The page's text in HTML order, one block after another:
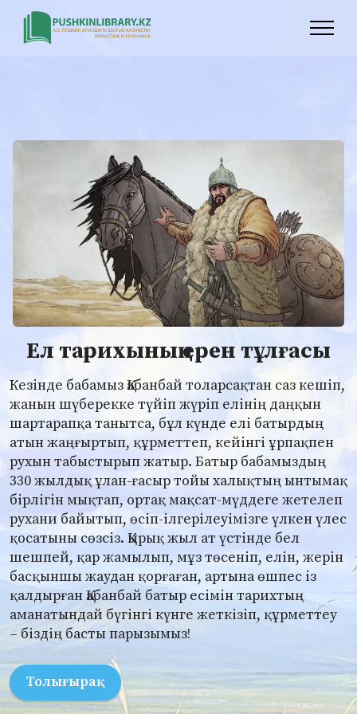
Ел тарихының ерен тұлғасы
Кезінде бабамыз Қабанбай толарсақтан саз кешіп,
жанын шүберекке түйіп жүріп елінің даңқын
шартарапқа танытса, бұл күнде елі батырдың
атын жаңғыртып, құрметтеп, кейінгі ұрпақпен
рухын табыстырып жатыр. Батыр бабамыздың
330 жылдық ұлан-ғасыр тойы халықтың ынтымақ
бірлігін мықтап, ортақ мақсат-мүддеге жетелеп
рухани байытып, өсіп-ілгерілеуімізге үлкен үлес
қосатыны сөзсіз. Қырық жыл ат үстінде бел
шешпей, қар жамылып, мұз төсеніп, елін, жерін
басқыншы жаудан қорғаған, артына өшпес із
қалдырған Қабанбай батыр есімін тарихтың
аманатындай бүгінгі күнге жеткізіп, құрметтеу
– біздің басты парызымыз!
Толығырақ